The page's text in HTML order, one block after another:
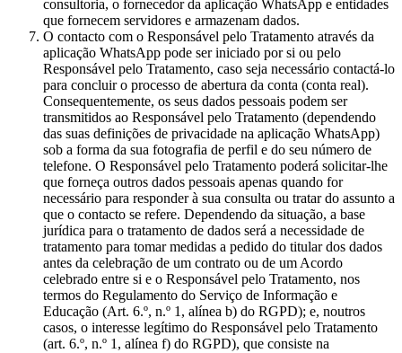
consultoria, o fornecedor da aplicação WhatsApp e entidades
que fornecem servidores e armazenam dados.
O contacto com o Responsável pelo Tratamento através da
aplicação WhatsApp pode ser iniciado por si ou pelo
Responsável pelo Tratamento, caso seja necessário contactá-lo
para concluir o processo de abertura da conta (conta real).
Consequentemente, os seus dados pessoais podem ser
transmitidos ao Responsável pelo Tratamento (dependendo
das suas definições de privacidade na aplicação WhatsApp)
sob a forma da sua fotografia de perfil e do seu número de
telefone. O Responsável pelo Tratamento poderá solicitar-lhe
que forneça outros dados pessoais apenas quando for
necessário para responder à sua consulta ou tratar do assunto a
que o contacto se refere. Dependendo da situação, a base
jurídica para o tratamento de dados será a necessidade de
tratamento para tomar medidas a pedido do titular dos dados
antes da celebração de um contrato ou de um Acordo
celebrado entre si e o Responsável pelo Tratamento, nos
termos do Regulamento do Serviço de Informação e
Educação (Art. 6.º, n.º 1, alínea b) do RGPD); e, noutros
casos, o interesse legítimo do Responsável pelo Tratamento
(art. 6.º, n.º 1, alínea f) do RGPD), que consiste na